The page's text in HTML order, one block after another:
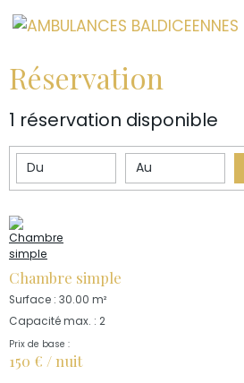
Réservation
1 réservation disponible
Date de début Date de fin
Chambre simple
Surface : 30.00 m²
Capacité max. : 2
Prix de base :
150 € / nuit